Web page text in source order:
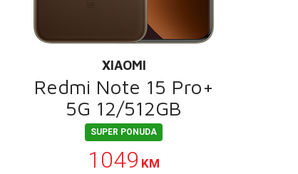
XIAOMI
Redmi Note 15 Pro+
5G 12/512GB
SUPER PONUDA
1049 KM